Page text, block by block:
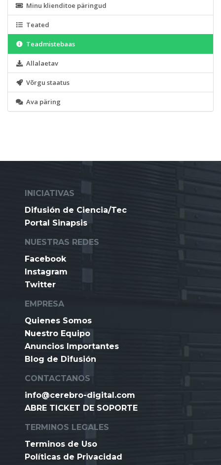
Minu klienditoe päringud
Teated
Teadmistebaas
Allalaetav
Võrgu staatus
Ava päring
INICIATIVAS
Difusión de Ciencia/Tec
Portal Sinapsis
NUESTRAS REDES
Facebook
Instagram
Twitter
EMPRESA
Quienes Somos
Nuestro Equipo
Anuncios Importantes
Blog de Difusión
CONTACTANOS
info@cerebro-digital.com
ABRE TICKET DE SOPORTE
TERMINOS LEGALES
Terminos de Uso
Políticas de Privacidad